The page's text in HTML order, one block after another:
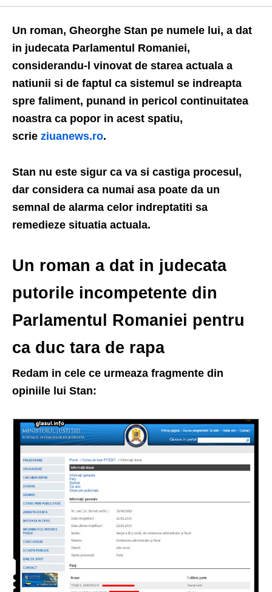
Un roman, Gheorghe Stan pe numele lui, a dat
in judecata Parlamentul Romaniei,
considerandu-l vinovat de starea actuala a
natiunii si de faptul ca sistemul se indreapta
spre faliment, punand in pericol continuitatea
noastra ca popor in acest spatiu,
scrie ziuanews.ro.
Stan nu este sigur ca va si castiga procesul,
dar considera ca numai asa poate da un
semnal de alarma celor indreptatiti sa
remedieze situatia actuala.
Un roman a dat in judecata
putorile incompetente din
Parlamentul Romaniei pentru
ca duc tara de rapa
Redam in cele ce urmeaza fragmente din
opiniile lui Stan: